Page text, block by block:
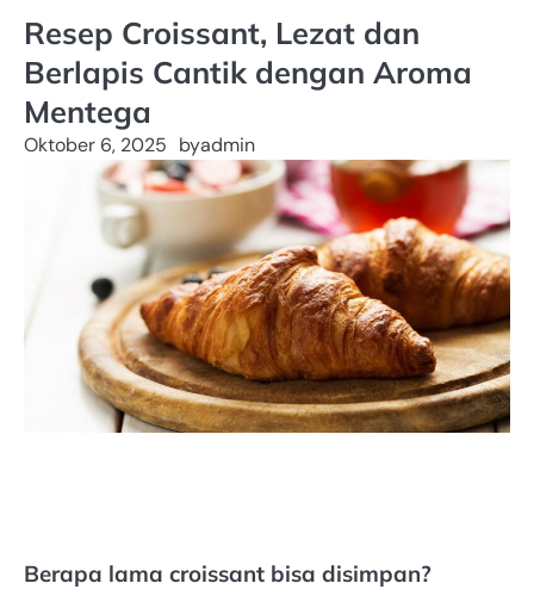
Resep Croissant, Lezat dan
Berlapis Cantik dengan Aroma
Mentega
Oktober 6, 2025 byadmin
Berapa lama croissant bisa disimpan?